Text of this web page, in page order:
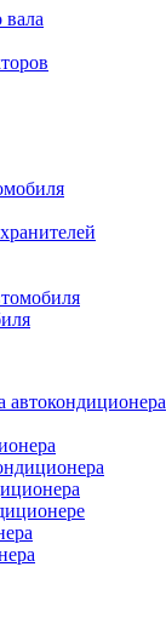
вала
автокондиционера